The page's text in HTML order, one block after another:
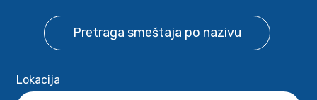
Pretraga smeštaja po nazivu
Lokacija